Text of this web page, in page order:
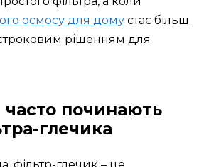
осмосу для дому стає більш
рішенням для
починають
глечика